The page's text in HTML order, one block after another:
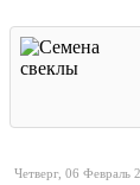
Четверг, 06 Февраль